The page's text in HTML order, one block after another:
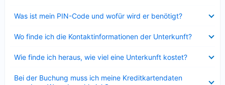
Was ist mein PIN-Code und wofür wird er benötigt?
Wo finde ich die Kontaktinformationen der Unterkunft?
Wie finde ich heraus, wie viel eine Unterkunft kostet?
Bei der Buchung muss ich meine Kreditkartendaten